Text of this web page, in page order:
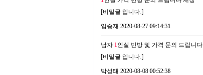
[비밀글 입니다.]
임승재 2020-08-27 09:14:31
남자 1인실 빈방 및 가격 문의 드립니다
[비밀글 입니다.]
박성태 2020-08-08 00:52:38